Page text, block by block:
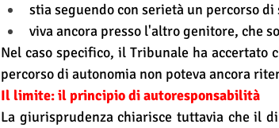
stia seguendo con serietà un percorso
viva ancora presso l'altro genitore, che
Nel caso specifico, il Tribunale ha
percorso di autonomia non poteva ancora
Il limite: il principio di autoresponsabilità
La giurisprudenza chiarisce tuttavia che il